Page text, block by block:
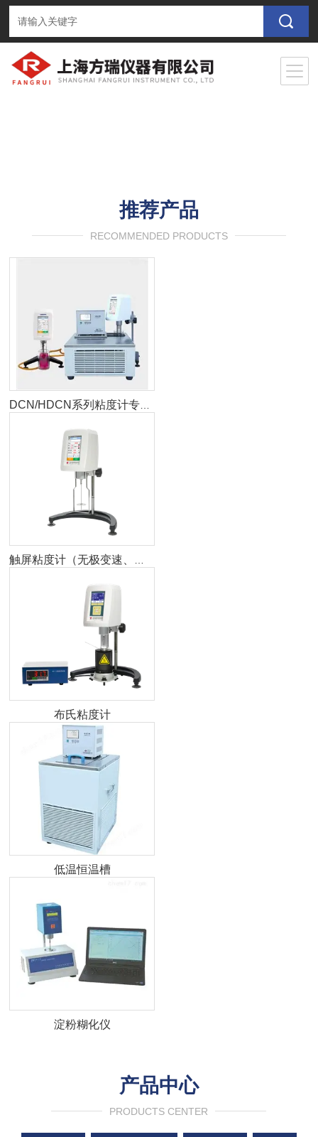
推荐产品
RECOMMENDED PRODUCTS
布氏粘度计
低温恒温槽
淀粉糊化仪
产品中心
PRODUCTS CENTER